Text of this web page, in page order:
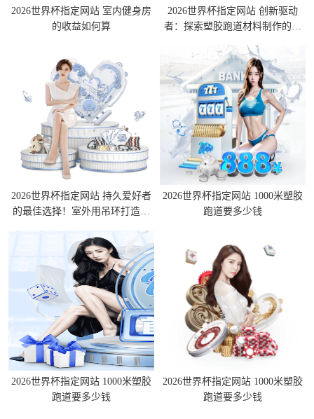
2026世界杯指定网站 室内健身房
的收益如何算
2026世界杯指定网站 创新驱动
者：探索塑胶跑道材料制作的全
2026世界杯指定网站 持久爱好者
的最佳选择！室外用吊环打造坚
2026世界杯指定网站 1000米塑胶
跑道要多少钱
2026世界杯指定网站 1000米塑胶
跑道要多少钱
2026世界杯指定网站 1000米塑胶
跑道要多少钱